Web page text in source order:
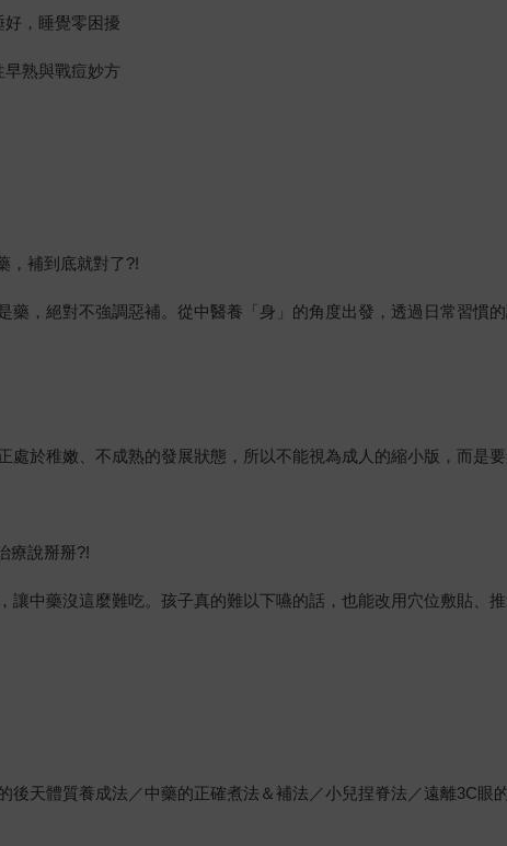
，睡覺零困擾
熟與戰痘妙方
，補到底就對了?!
藥，絕對不強調惡補。從中醫養「身」的角度出發，透過日常習慣
處於稚嫩、不成熟的發展狀態，所以不能視為成人的縮小版，而是
療說掰掰?!
讓中藥沒這麼難吃。孩子真的難以下嚥的話，也能改用穴位敷貼、
後天體質養成法／中藥的正確煮法＆補法／小兒捏脊法／遠離3C眼